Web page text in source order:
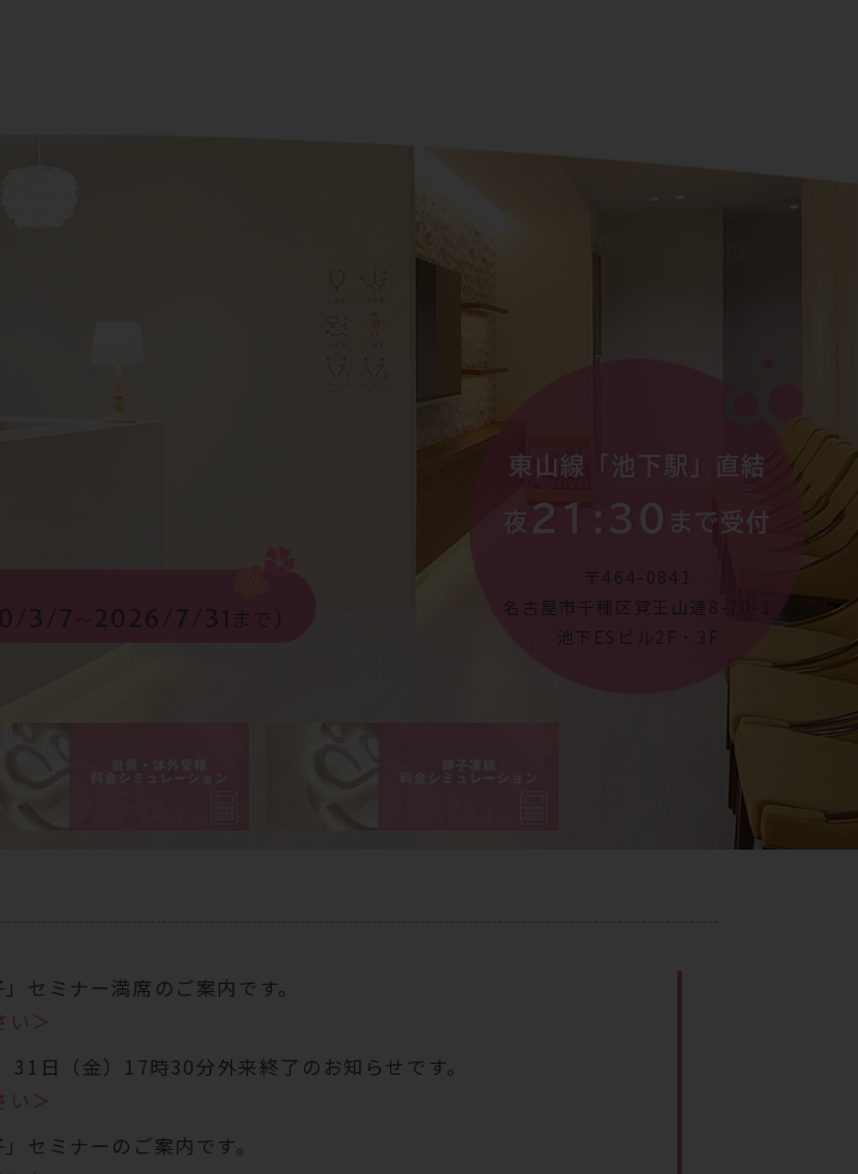
東山線「池下駅」直結
夜 21:30 まで受付
〒464-0841
名古屋市千種区覚王山通8-70-1
池下ESビル2F・3F
セミナー満席のご案内です。
＞
日（金）17時30分外来終了のお知らせです。
＞
セミナーのご案内です。